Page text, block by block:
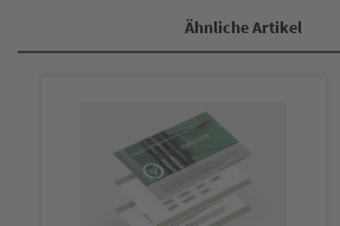
Ähnliche Artikel